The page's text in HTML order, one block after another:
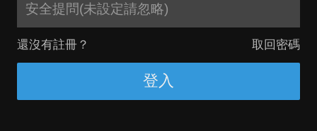
安全提問(未設定請忽略)
還沒有註冊？ 取回密碼
登入